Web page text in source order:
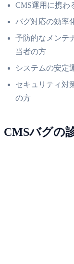
CMS運用に携わ
バグ対応の効率
予防的なメンテ
当者の方
システムの安定
セキュリティ対
の方
CMSバグの